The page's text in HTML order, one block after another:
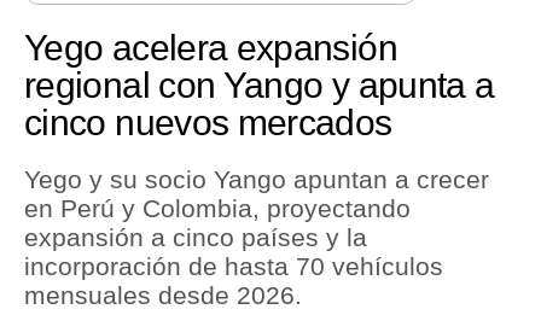
Economía
Mercados
Política
Tu Dinero
Finanzas Personales
Yego acelera expansión
regional con Yango y apunta a
cinco nuevos mercados
Yego y su socio Yango apuntan a crecer
en Perú y Colombia, proyectando
expansión a cinco países y la
incorporación de hasta 70 vehículos
mensuales desde 2026.